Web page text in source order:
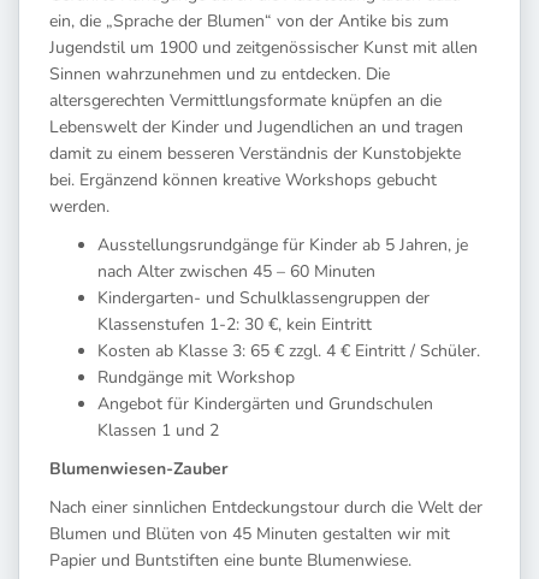
ein, die „Sprache der Blumen“ von der Antike bis zum
Jugendstil um 1900 und zeitgenössischer Kunst mit allen
Sinnen wahrzunehmen und zu entdecken. Die
altersgerechten Vermittlungsformate knüpfen an die
Lebenswelt der Kinder und Jugendlichen an und tragen
damit zu einem besseren Verständnis der Kunstobjekte
bei. Ergänzend können kreative Workshops gebucht
werden.
Ausstellungsrundgänge für Kinder ab 5 Jahren, je
nach Alter zwischen 45 – 60 Minuten
Kindergarten- und Schulklassengruppen der
Klassenstufen 1-2: 30 €, kein Eintritt
Kosten ab Klasse 3: 65 € zzgl. 4 € Eintritt / Schüler.
Rundgänge mit Workshop
Angebot für Kindergärten und Grundschulen
Klassen 1 und 2
Blumenwiesen-Zauber
Nach einer sinnlichen Entdeckungstour durch die Welt der
Blumen und Blüten von 45 Minuten gestalten wir mit
Papier und Buntstiften eine bunte Blumenwiese.